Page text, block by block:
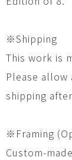
※Shipping
This work is
Please
shipping
※Framing
Custom-